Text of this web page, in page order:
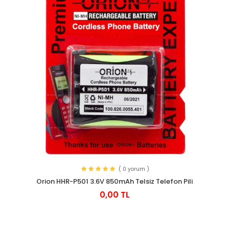
( 0 yorum )
Orion HHR-P501 3.6V 850mAh Telsiz Telefon Pili
0,00 TL